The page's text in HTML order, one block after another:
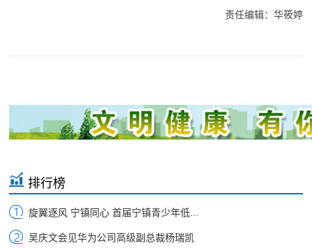
责任编辑：华筱婷
排行榜
旋翼逐风 宁镇同心 首届宁镇青少年低...
吴庆文会见华为公司高级副总裁杨瑞凯